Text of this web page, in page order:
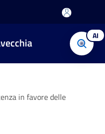
AI
in favore delle